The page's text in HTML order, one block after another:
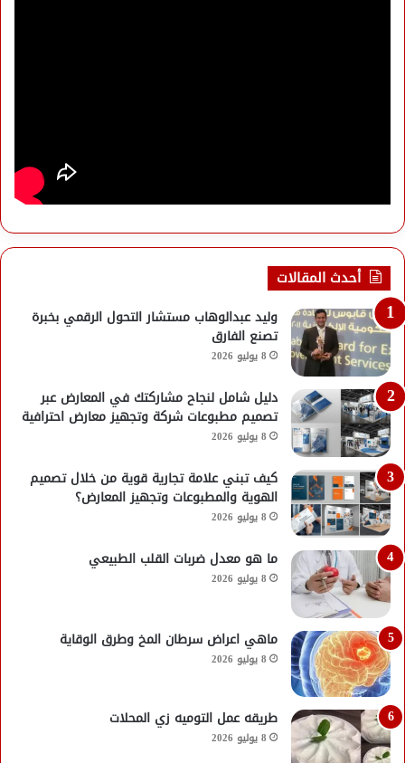
أحدث المقالات
وليد عبدالوهاب مستشار التحول الرقمي بخبرة
تصنع الفارق
8 يوليو 2026
دليل شامل لنجاح مشاركتك في المعارض عبر
تصميم مطبوعات شركة وتجهيز معارض احترافية
8 يوليو 2026
كيف تبني علامة تجارية قوية من خلال تصميم
الهوية والمطبوعات وتجهيز المعارض؟
8 يوليو 2026
ما هو معدل ضربات القلب الطبيعي
8 يوليو 2026
ماهي اعراض سرطان المخ وطرق الوقاية
8 يوليو 2026
طريقه عمل التوميه زي المحلات
8 يوليو 2026